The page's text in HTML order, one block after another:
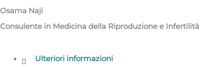
Osama Naji
Consulente in Medicina della Riproduzione e Infertilità
Ulteriori informazioni